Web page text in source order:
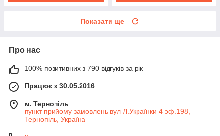
Показати ще
Про нас
100% позитивних з 790 відгуків за рік
Працює з 30.05.2016
м. Тернопіль
пункт прийому замовлень вул Л.Українки 4 оф.198,
Тернопіль, Україна